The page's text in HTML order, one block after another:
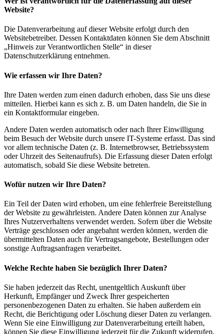
Website?
Die Datenverarbeitung auf dieser Website erfolgt durch den
Websitebetreiber. Dessen Kontaktdaten können Sie dem Abschnitt
„Hinweis zur Verantwortlichen Stelle“ in dieser
Datenschutzerklärung entnehmen.
Wie erfassen wir Ihre Daten?
Ihre Daten werden zum einen dadurch erhoben, dass Sie uns diese
mitteilen. Hierbei kann es sich z. B. um Daten handeln, die Sie in
ein Kontaktformular eingeben.
Andere Daten werden automatisch oder nach Ihrer Einwilligung
beim Besuch der Website durch unsere IT-Systeme erfasst. Das sind
vor allem technische Daten (z. B. Internetbrowser, Betriebssystem
oder Uhrzeit des Seitenaufrufs). Die Erfassung dieser Daten erfolgt
automatisch, sobald Sie diese Website betreten.
Wofür nutzen wir Ihre Daten?
Ein Teil der Daten wird erhoben, um eine fehlerfreie Bereitstellung
der Website zu gewährleisten. Andere Daten können zur Analyse
Ihres Nutzerverhaltens verwendet werden. Sofern über die Website
Verträge geschlossen oder angebahnt werden können, werden die
übermittelten Daten auch für Vertragsangebote, Bestellungen oder
sonstige Auftragsanfragen verarbeitet.
Welche Rechte haben Sie bezüglich Ihrer Daten?
Sie haben jederzeit das Recht, unentgeltlich Auskunft über
Herkunft, Empfänger und Zweck Ihrer gespeicherten
personenbezogenen Daten zu erhalten. Sie haben außerdem ein
Recht, die Berichtigung oder Löschung dieser Daten zu verlangen.
Wenn Sie eine Einwilligung zur Datenverarbeitung erteilt haben,
können Sie diese Einwilligung jederzeit für die Zukunft widerrufen.